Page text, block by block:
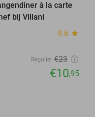
à la carte
bij Villani
9.6 star
Regulier €23
€10,95